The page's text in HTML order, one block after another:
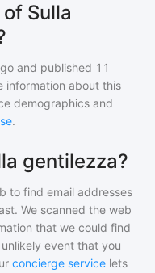
Sulla
and published 11
information about this
demographics and
.
gentilezza?
to find email addresses
We scanned the web
that we could find
event that you
concierge service lets